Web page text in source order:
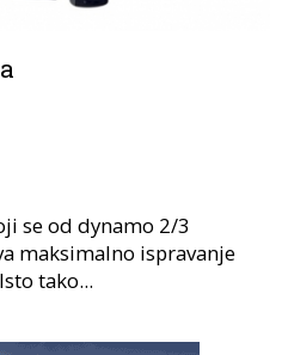
se od dynamo 2/3
maksimalno ispravanje
tako...